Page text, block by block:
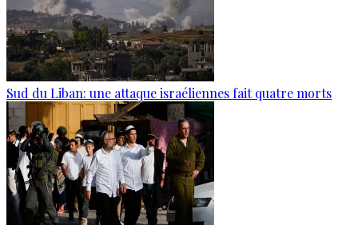
Sud du Liban: une attaque israéliennes fait quatre morts